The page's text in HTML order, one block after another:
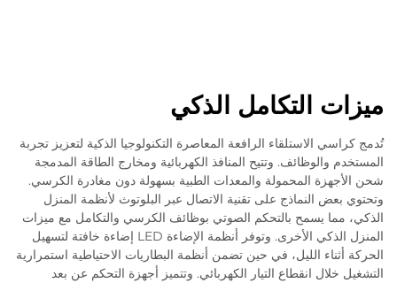
ميزات التكامل الذكي
تُدمج كراسي الاستلقاء الرافعة المعاصرة التكنولوجيا الذكية لتعزيز تجربة
المستخدم والوظائف. وتتيح المنافذ الكهربائية ومخارج الطاقة المدمجة
شحن الأجهزة المحمولة والمعدات الطبية بسهولة دون مغادرة الكرسي.
وتحتوي بعض النماذج على تقنية الاتصال عبر البلوتوث لأنظمة المنزل
الذكي، مما يسمح بالتحكم الصوتي بوظائف الكرسي والتكامل مع ميزات
المنزل الذكي الأخرى. وتوفر أنظمة الإضاءة LED إضاءة خافتة لتسهيل
الحركة أثناء الليل، في حين تضمن أنظمة البطاريات الاحتياطية استمرارية
التشغيل خلال انقطاع التيار الكهربائي. وتتميز أجهزة التحكم عن بعد